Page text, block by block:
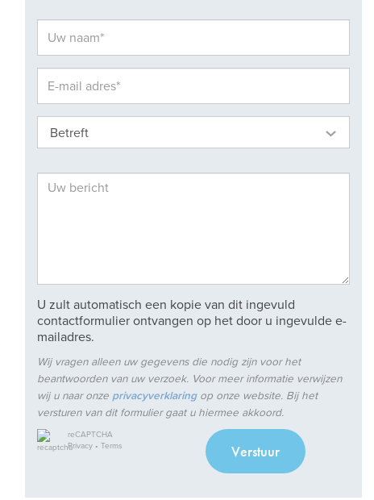
Betreft
U zult automatisch een kopie van dit ingevuld
contactformulier ontvangen op het door u ingevulde e-
mailadres.
Wij vragen alleen uw gegevens die nodig zijn voor het
beantwoorden van uw verzoek. Voor meer informatie verwijzen
wij u naar onze privacyverklaringop onze website. Bij het
versturen van dit formulier gaat u hiermee akkoord.
reCAPTCHA
Privacy • Terms Verstuur